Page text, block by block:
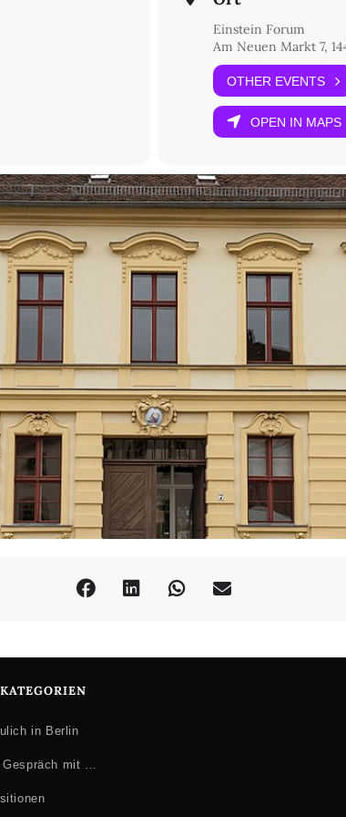
Einstein Forum
Am Neuen Markt 7,
OTHER EVENTS
OPEN IN MAPS
KATEGORIEN
in Berlin
Gespräch mit …